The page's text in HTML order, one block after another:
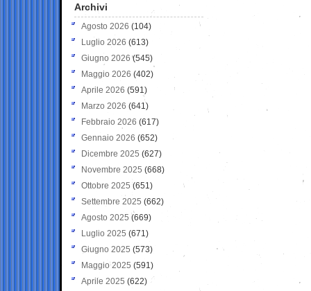
Archivi
Agosto 2026 (104)
Luglio 2026 (613)
Giugno 2026 (545)
Maggio 2026 (402)
Aprile 2026 (591)
Marzo 2026 (641)
Febbraio 2026 (617)
Gennaio 2026 (652)
Dicembre 2025 (627)
Novembre 2025 (668)
Ottobre 2025 (651)
Settembre 2025 (662)
Agosto 2025 (669)
Luglio 2025 (671)
Giugno 2025 (573)
Maggio 2025 (591)
Aprile 2025 (622)